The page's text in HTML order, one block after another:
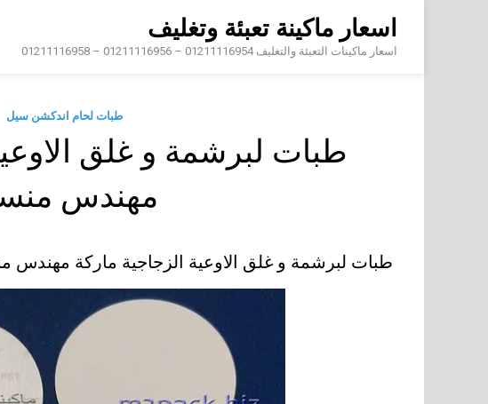
content
اسعار ماكينة تعبئة وتغليف
اسعار ماكينات التعبئة والتغليف 01211116954 – 01211116956 – 01211116958
طبات لحام اندكشن سيل
طبات لبرشمة و غلق
مهندس
طبات لبرشمة و غلق الاوعية الزجاجية ماركة مهندس